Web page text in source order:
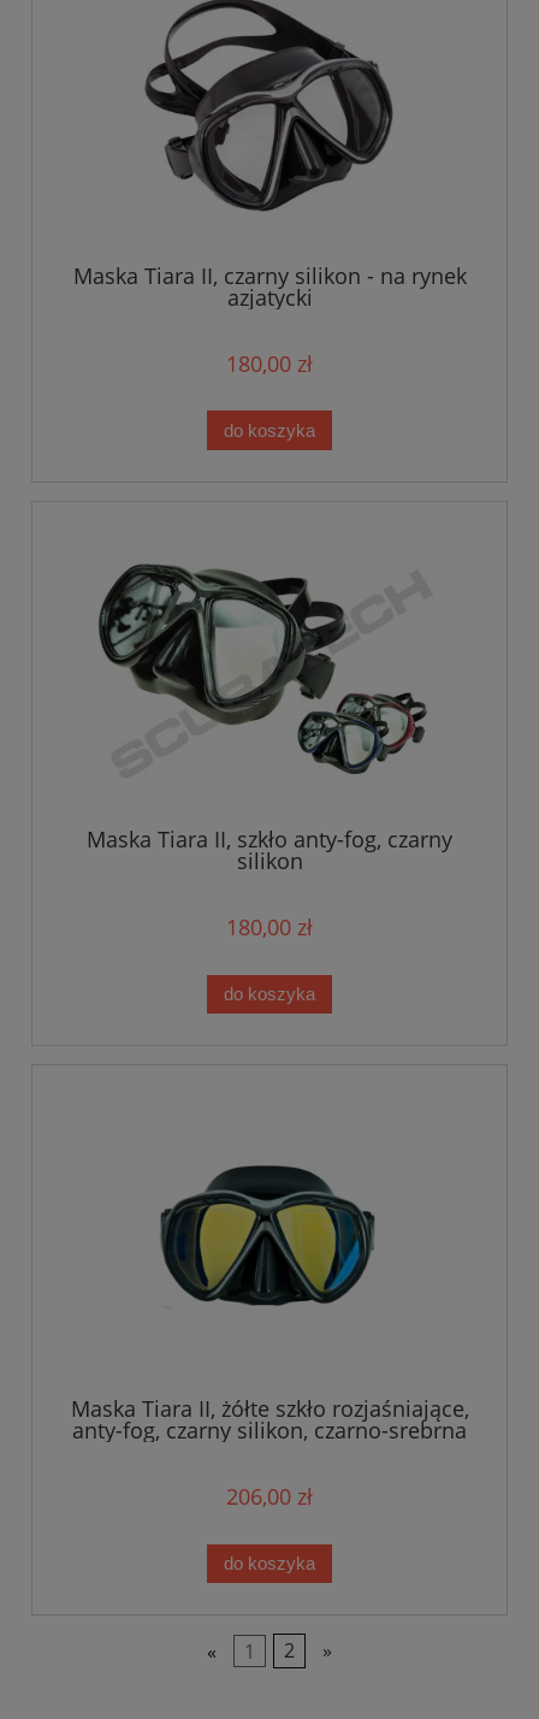
Maska Tiara II, czarny silikon - na rynek
azjatycki
180,00 zł
do koszyka
Maska Tiara II, szkło anty-fog, czarny
silikon
180,00 zł
do koszyka
Maska Tiara II, żółte szkło rozjaśniające,
anty-fog, czarny silikon, czarno-srebrna
206,00 zł
do koszyka
« 1 2 »